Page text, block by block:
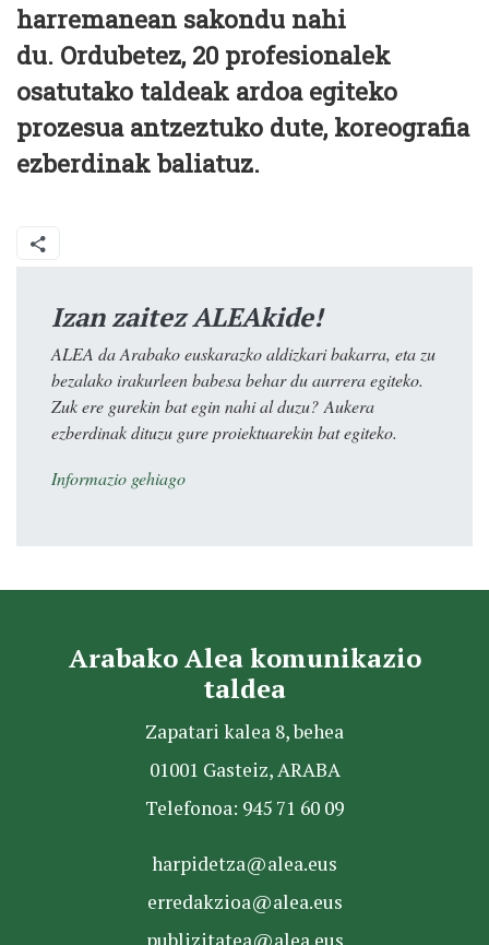
harremanean sakondu nahi
du. Ordubetez, 20 profesionalek
osatutako taldeak ardoa egiteko
prozesua antzeztuko dute, koreografia
ezberdinak baliatuz.
Izan zaitez ALEAkide!
ALEA da Arabako euskarazko aldizkari bakarra, eta zu
bezalako irakurleen babesa behar du aurrera egiteko.
Zuk ere gurekin bat egin nahi al duzu? Aukera
ezberdinak dituzu gure proiektuarekin bat egiteko.
Informazio gehiago
Arabako Alea komunikazio
taldea
Zapatari kalea 8, behea
01001 Gasteiz, ARABA
Telefonoa: 945 71 60 09
harpidetza@alea.eus
erredakzioa@alea.eus
publizitatea@alea.eus